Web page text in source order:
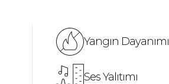
Yangın Dayanımı
Ses Yalıtımı